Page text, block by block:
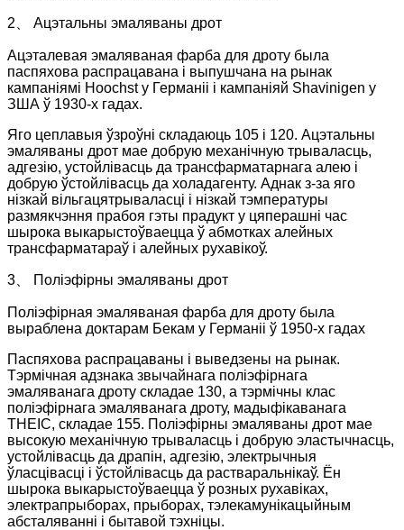
2、 Ацэтальны эмаляваны дрот
Ацэталевая эмаляваная фарба для дроту была
паспяхова распрацавана і выпушчана на рынак
кампаніямі Hoochst у Германіі і кампаніяй Shavinigen у
ЗША ў 1930-х гадах.
Яго цеплавыя ўзроўні складаюць 105 і 120. Ацэтальны
эмаляваны дрот мае добрую механічную трываласць,
адгезію, устойлівасць да трансфарматарнага алею і
добрую ўстойлівасць да холадагенту. Аднак з-за яго
нізкай вільгацятрываласці і нізкай тэмпературы
размякчэння прабоя гэты прадукт у цяперашні час
шырока выкарыстоўваецца ў абмотках алейных
трансфарматараў і алейных рухавікоў.
3、 Поліэфірны эмаляваны дрот
Поліэфірная эмаляваная фарба для дроту была
выраблена доктарам Бекам у Германіі ў 1950-х гадах
Паспяхова распрацаваны і выведзены на рынак.
Тэрмічная адзнака звычайнага поліэфірнага
эмаляванага дроту складае 130, а тэрмічны клас
поліэфірнага эмаляванага дроту, мадыфікаванага
THEIC, складае 155. Поліэфірны эмаляваны дрот мае
высокую механічную трываласць і добрую эластычнасць,
устойлівасць да драпін, адгезію, электрычныя
ўласцівасці і ўстойлівасць да растваральнікаў. Ён
шырока выкарыстоўваецца ў розных рухавіках,
электрапрыборах, прыборах, тэлекамунікацыйным
абсталяванні і бытавой тэхніцы.